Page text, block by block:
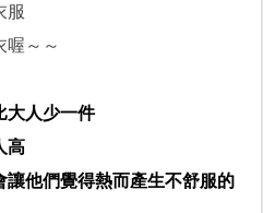
服
喔～～
大人少一件
高
讓他們覺得熱而產生不舒服的